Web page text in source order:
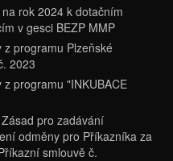
rok 2024 k dotačním
v gesci BEZP MMP
programu Plzeňské
2023
programu "INKUBACE
pro zadávání
odměny pro Příkazníka za
smlouvě č.